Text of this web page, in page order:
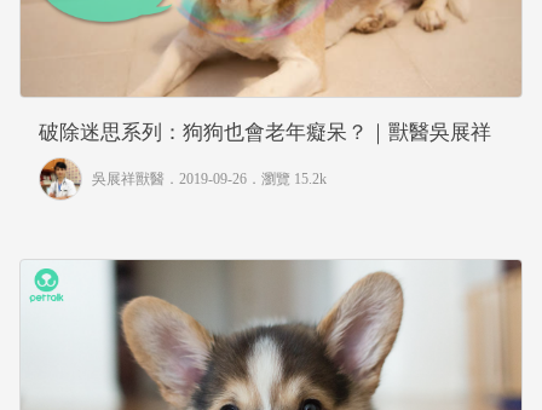
破除迷思系列：狗狗也會老年癡呆？｜獸醫吳展祥
吳展祥獸醫 ．2019-09-26． 瀏覽 15.2k